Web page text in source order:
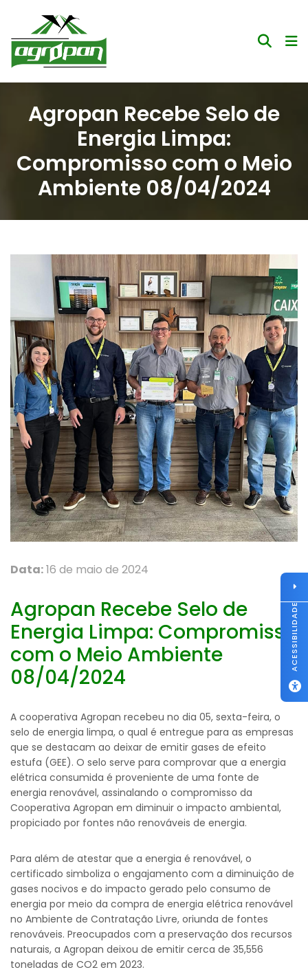
Agropan Recebe Selo de
Energia Limpa:
Compromisso com o Meio
Ambiente 08/04/2024
Data:16 de maio de 2024
Agropan Recebe Selo de
Energia Limpa: Compromisso
com o Meio Ambiente
08/04/2024
A cooperativa Agropan recebeu no dia 05, sexta-feira, o
selo de energia limpa, o qual é entregue para as empresas
que se destacam ao deixar de emitir gases de efeito
estufa (GEE). O selo serve para comprovar que a energia
elétrica consumida é proveniente de uma fonte de
energia renovável, assinalando o compromisso da
Cooperativa Agropan em diminuir o impacto ambiental,
propiciado por fontes não renováveis de energia.
Para além de atestar que a energia é renovável, o
certificado simboliza o engajamento com a diminuição de
gases nocivos e do impacto gerado pelo consumo de
energia por meio da compra de energia elétrica renovável
no Ambiente de Contratação Livre, oriunda de fontes
renováveis. Preocupados com a preservação dos recursos
naturais, a Agropan deixou de emitir cerca de 35,556
toneladas de CO2 em 2023.
ACESSIBILIDADE